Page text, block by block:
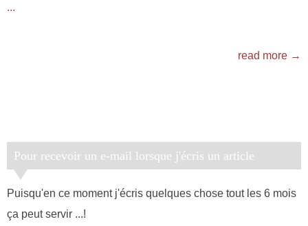
...
read more →
Pour recevoir un e-mail lorsque j'écris un article
Puisqu'en ce moment j'écris quelques chose tout les 6 mois
ça peut servir ...!